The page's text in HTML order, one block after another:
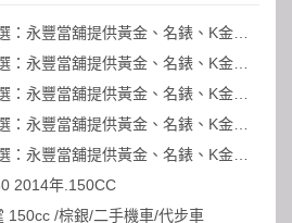
豐當舖提供黃金、名錶、K金高價典當
豐當舖提供黃金、名錶、K金高價典當
豐當舖提供黃金、名錶、K金高價典當
豐當舖提供黃金、名錶、K金高價典當
豐當舖提供黃金、名錶、K金高價典當
2014年.150CC
150cc /棕銀/二手機車/代步車